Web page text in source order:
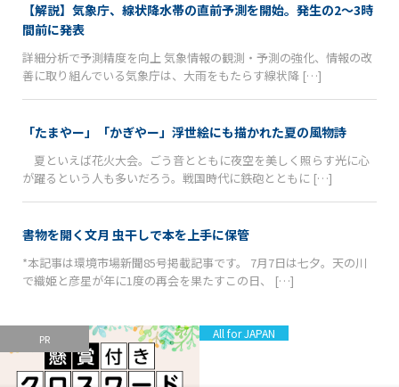
【解説】気象庁、線状降水帯の直前予測を開始。発生の2〜3時
間前に発表
詳細分析で予測精度を向上 気象情報の観測・予測の強化、情報の改
善に取り組んでいる気象庁は、大雨をもたらす線状降 […]
「たまやー」「かぎやー」浮世絵にも描かれた夏の風物詩
夏といえば花火大会。ごう音とともに夜空を美しく照らす光に心
が躍るという人も多いだろう。戦国時代に鉄砲とともに […]
書物を開く文月 虫干しで本を上手に保管
*本記事は環境市場新聞85号掲載記事です。 7月7日は七夕。天の川
で織姫と彦星が年に1度の再会を果たすこの日、 […]
PR All for JAPAN